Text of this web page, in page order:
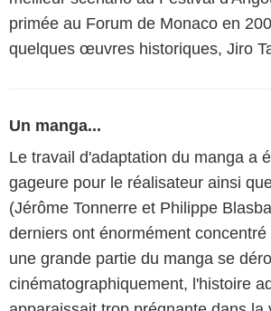
primée au Forum de Monaco en
quelques œuvres historiques, Jiro
Un manga...
Le travail d'adaptation du manga a
gageure pour le réalisateur ainsi
(Jérôme Tonnerre et Philippe
derniers ont énormément
une grande partie du manga se
cinématographiquement, l'histoire